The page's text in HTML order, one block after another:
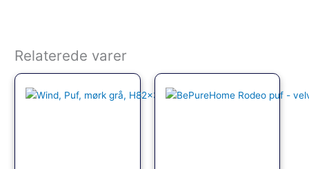
Relaterede varer
Den oprindelige pris var:
Den aktuelle